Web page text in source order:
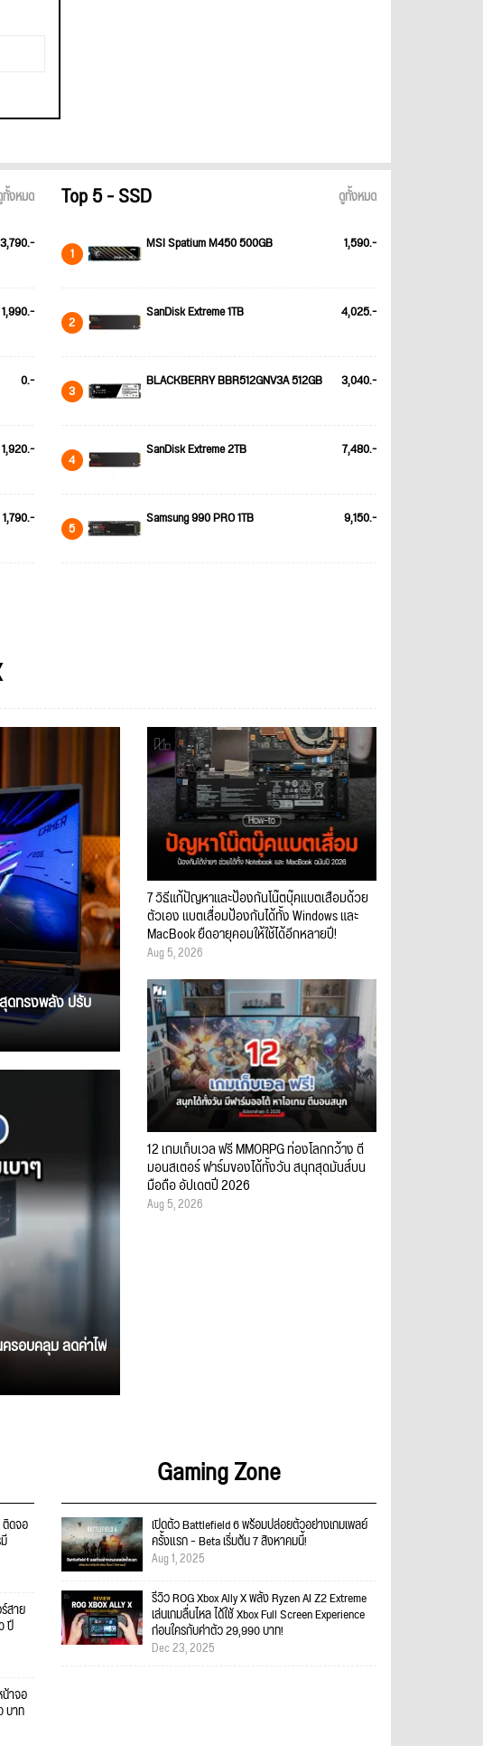
งหมด
3,790.-
1,990.-
0.-
1,920.-
1,790.-
Top 5 - SSD ดูทั้งหมด
1 MSI Spatium M450 500GB 1,590.-
2 SanDisk Extreme 1TB 4,025.-
3 BLACKBERRY BBR512GNV3A 512GB 3,040.-
4 SanDisk Extreme 2TB 7,480.-
5 Samsung 990 PRO 1TB 9,150.-
ดทรงพลัง ปรับ
รอบคลุม ลดค่าไฟ
7 วิธีแก้ปัญหาและป้องกันโน๊ตบุ๊คแบตเสื่อมด้วย
ตัวเอง แบตเสื่อมป้องกันได้ทั้ง Windows และ
MacBook ยืดอายุคอมให้ใช้ได้อีกหลายปี!
Aug 5, 2026
12 เกมเก็บเวล ฟรี MMORPG ท่องโลกกว้าง ตี
มอนสเตอร์ ฟาร์มของได้ทั้งวัน สนุกสุดมันส์บน
มือถือ อัปเดตปี 2026
Aug 5, 2026
ติดจอ
สาย
ปี
าจอ
บาท
Gaming Zone
เปิดตัว Battlefield 6 พร้อมปล่อยตัวอย่างเกมเพลย์
ครั้งแรก – Beta เริ่มต้น 7 สิงหาคมนี้!
Aug 1, 2025
รีวิว ROG Xbox Ally X พลัง Ryzen AI Z2 Extreme
เล่นเกมลื่นไหล ได้ใช้ Xbox Full Screen Experience
ก่อนใครกับค่าตัว 29,990 บาท!
Dec 23, 2025